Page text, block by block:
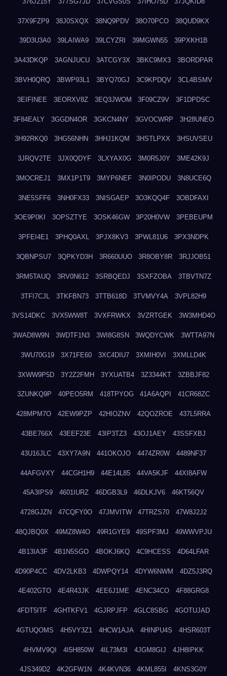
37X9FZP9 38J0SXQX 38NQ9PDV 38O70PCO 38QUD9KX
39D3U3A0 39LAIWA9 39LCYZRI 39MGWN55 39PXKH1B
3A43DKQP 3AGNJUCU 3ATCGY3X 3BKC9MX3 3BORDPAR
3BVH0QRQ 3BWP93L1 3BYQ70GJ 3C9KPDQV 3CL4BSMV
3EIFINEE 3EORXV8Z 3EQ3JWOM 3F09CZ9V 3F1DPDSC
3F84EALY 3GGDN4OR 3GKCN4NY 3GVOCWRP 3H28UNEO
3H92RKQ0 3HG56NHN 3HHJ1KQM 3HSTLPXX 3HSUVSEU
3JRQV2TE 3JX0QDYF 3LXYAX0G 3M0R5J0Y 3ME42K9J
3MOCREJ1 3MX1P1T9 3MYP6NEF 3N0IPODU 3N8UCE6Q
3NE5SFF6 3NH0FX33 3NISGAEP 3O3KQQ4F 3OBDFAXI
3OE9P0KI 3OPSZTYE 3OSK46GW 3P20H0VW 3PEBEUPM
3PFEI4E1 3PHQ0AXL 3PJX8KV3 3PWL81U6 3PX3NDPK
3QBNPSU7 3QPKYD3H 3R660UUO 3R8OBY8R 3RJJOB51
3RM5TAUQ 3RV0N612 3SRBQEDJ 3SXFZOBA 3TBVTN7Z
3TFI7CJL 3TKFBN73 3TTB618D 3TVMVY4A 3VPL82H9
3VS14DKC 3VX5WW8T 3VXFRWKX 3VZRTGEK 3W3MHD4O
3WAD8W9N 3WDTF1N3 3WI8G8SN 3WQDYCWK 3WTTA97N
3WU70G19 3X71FE60 3XC4DIU7 3XMIH0VI 3XMLLD4K
3XWW9P5D 3Y2Z2FMH 3YXUATB4 3Z3344KT 3ZBBJF82
3ZUNKQ9P 40PEO5RM 418TPYOG 41A6AQPI 41CR68ZC
428MPM7O 42EW9PZP 42HIOZNV 42QOZROE 437L5RRA
43BE766X 43EEF23E 43IP3TZ3 43OJ1AEY 43SSFXBJ
43U16JLC 43XY7A9N 441OKOJO 4474ZR0W 4489NF37
44AFGVXY 44CGH1H9 44E14L85 44VA5KJF 44XI8AFW
45A3IPS9 4601IURZ 46DGB3L9 46DLKJV6 46KT56QV
4728GJZN 47CQFY0O 47JMVITW 47TRZS70 47W8J2J2
48QJBQ0X 49MZ8W4O 49R1GYE9 49SPF3MJ 49WWVPJU
4B13IA3F 4B1N5SGO 4BOKJ6KQ 4C9HCESS 4D64LFAR
4D90P4CC 4DV2LKB3 4DWPQY14 4DYW6NWM 4DZ5J3RQ
4E402GTO 4E4R43JK 4EE6J1ME 4ENC34CO 4F88GRG8
4FDT5ITF 4GHTKFV1 4GJRPJFP 4GLC8SBG 4GOTUJAD
4GTUQOMS 4H5VY3Z1 4HCW1AJA 4HINPU4S 4HSR603T
4HVMV9QI 4I5H850W 4IL73M3I 4JGM8GIJ 4JH8IPKK
4JS349D2 4K2GFW1N 4K4KVN36 4KML855I 4KNS3G0Y